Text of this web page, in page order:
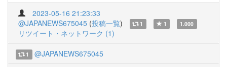
2023-05-16 21:23:33
@JAPANEWS675045 (投稿一覧) 1 1 1.000
リツイート・ネットワーク (1)
1 @JAPANEWS675045